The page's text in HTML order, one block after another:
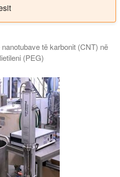
të karbonit (CNT) në
(PEG)